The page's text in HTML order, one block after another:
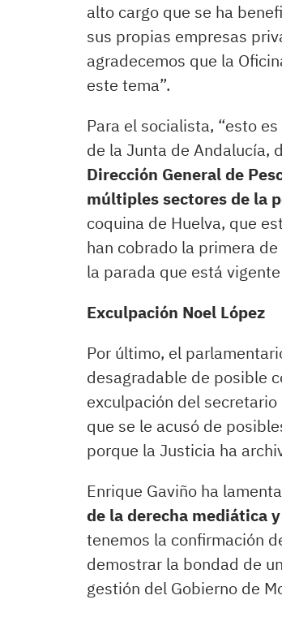
alto cargo que se ha
sus propias empresas
agradecemos que la
este tema”.
Para el socialista, “esto
de la Junta de Andalucía,
Dirección General de
múltiples sectores de la
coquina de Huelva, que
han cobrado la primera
la parada que está
Exculpación Noel López
Por último, el
desagradable de posible
exculpación del secretario
que se le acusó de
porque la Justicia ha
Enrique Gaviño ha
de la derecha mediática
tenemos la confirmación
demostrar la bondad de
gestión del Gobierno de